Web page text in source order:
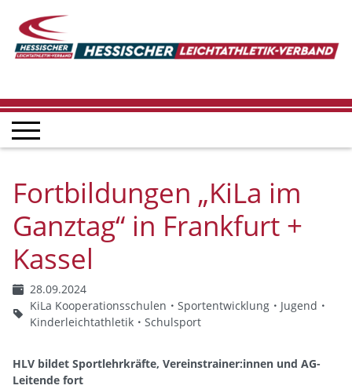
Fortbildungen „KiLa im
Ganztag“ in Frankfurt +
Kassel
28.09.2024
KiLa Kooperationsschulen
Sportentwicklung
Jugend
Kinderleichtathletik
Schulsport
HLV bildet Sportlehrkräfte, Vereinstrainer:innen und AG-
Leitende fort